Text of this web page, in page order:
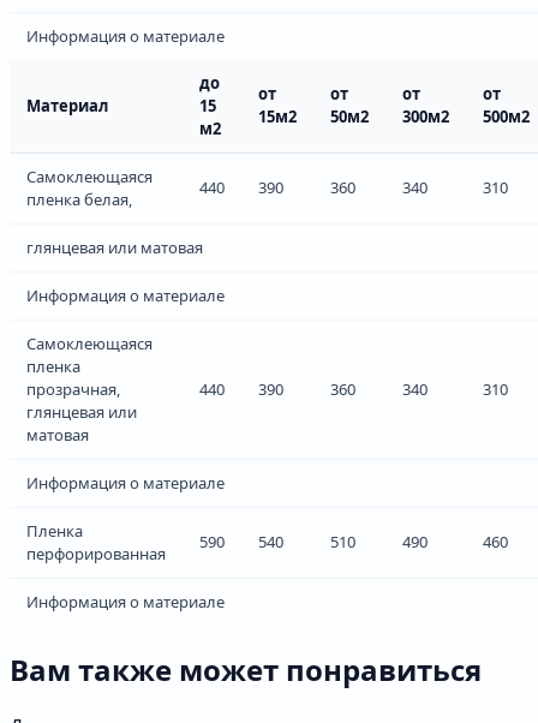
Информация о материале
Материал
до
15
м2
от
15м2
от
50м2
от
300м2
от
500м2
Самоклеющаяся
пленка белая,
440 390 360 340 310
глянцевая или матовая
Информация о материале
Самоклеющаяся
пленка
прозрачная,
глянцевая или
матовая
440 390 360 340 310
Информация о материале
Пленка
перфорированная
590 540 510 490 460
Информация о материале
Вам также может понравиться